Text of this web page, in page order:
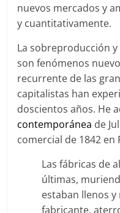
nuevos mercados y
y cuantitativamente.
La sobreproducción
son fenómenos
recurrente de las
capitalistas han
doscientos años. He
contemporánea de
comercial de 1842 en
Las fábricas de
últimas,
estaban llenos y
fabricante,